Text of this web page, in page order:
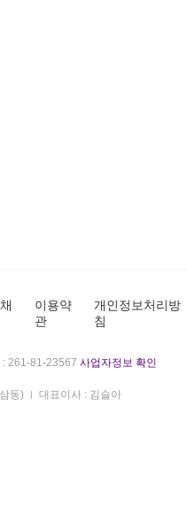
이용약
관
개인정보처리방
침
: 261-81-23567 사업자정보 확인
동)
대표이사 : 김슬아